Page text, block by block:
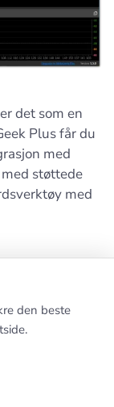
det som en
Plus får du
med
støttede
med
den beste